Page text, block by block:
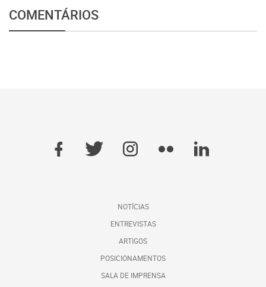
COMENTÁRIOS
NOTÍCIAS
ENTREVISTAS
ARTIGOS
POSICIONAMENTOS
SALA DE IMPRENSA